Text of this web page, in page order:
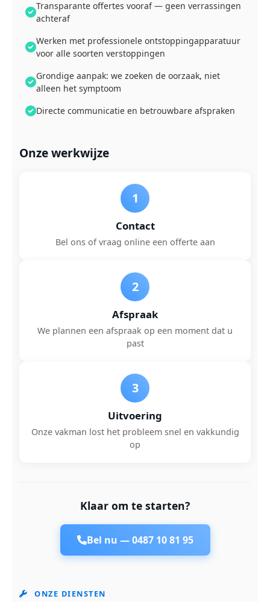
Transparante offertes vooraf — geen verrassingen
achteraf
Werken met professionele ontstoppingapparatuur
voor alle soorten verstoppingen
Grondige aanpak: we zoeken de oorzaak, niet
alleen het symptoom
Directe communicatie en betrouwbare afspraken
Onze werkwijze
1
Contact
Bel ons of vraag online een offerte aan
2
Afspraak
We plannen een afspraak op een moment dat u
past
3
Uitvoering
Onze vakman lost het probleem snel en vakkundig
op
Klaar om te starten?
Bel nu —0487 10 81 95
ONZE DIENSTEN